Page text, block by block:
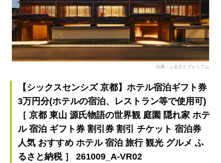
出典：ふるさとプレミアム
【シックスセンシズ 京都】ホテル宿泊ギフト券
3万円分(ホテルの宿泊、レストラン等で使用可)
［ 京都 東山 源氏物語の世界観 庭園 隠れ家 ホテ
ル 宿泊 ギフト券 割引券 割引 チケット 宿泊券
人気 おすすめ ホテル 宿泊 旅行 観光 グルメ ふ
るさと納税 ］ 261009_A-VR02